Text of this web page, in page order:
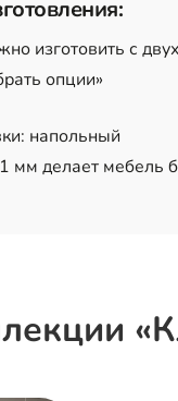
изготовить с
опции»
напольный
мм делает мебель